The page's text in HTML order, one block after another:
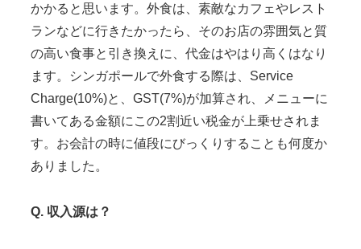
かかると思います。外食は、素敵なカフェやレスト
ランなどに行きたかったら、そのお店の雰囲気と質
の高い食事と引き換えに、代金はやはり高くはなり
ます。シンガポールで外食する際は、Service
Charge(10%)と、GST(7%)が加算され、メニューに
書いてある金額にこの2割近い税金が上乗せされま
す。お会計の時に値段にびっくりすることも何度か
ありました。
Q. 収入源は？